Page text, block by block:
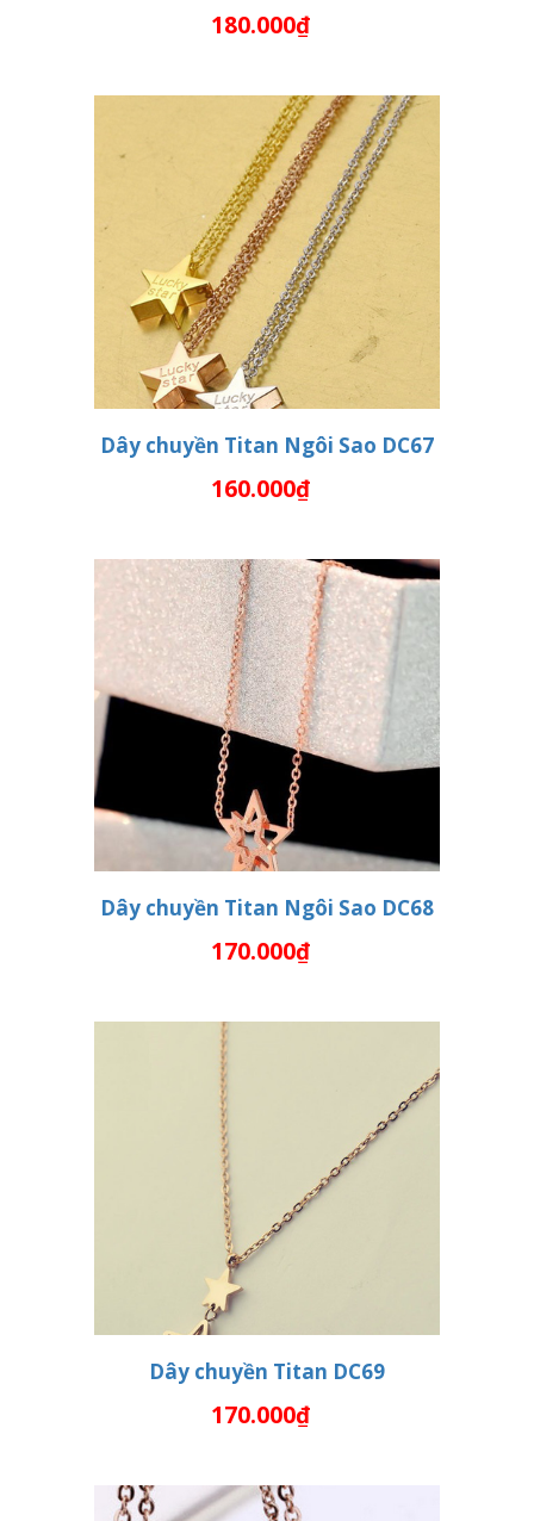
THÊM VÀO GIỎ HÀNG
180.000₫
THÊM VÀO GIỎ HÀNG
Dây chuyền Titan Ngôi Sao DC67
160.000₫
THÊM VÀO GIỎ HÀNG
Dây chuyền Titan Ngôi Sao DC68
170.000₫
THÊM VÀO GIỎ HÀNG
Dây chuyền Titan DC69
170.000₫